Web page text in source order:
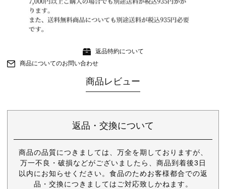
返品特約について
商品についてのお問い合わせ
商品レビュー
返品・交換について
商品の品質につきましては、万全を期しておりますが、
万一不良・破損などがございましたら、商品到着後3日
以内にお知らせください。食品のためお客様都合での返
品・交換につきましてはご対応致しかねます。